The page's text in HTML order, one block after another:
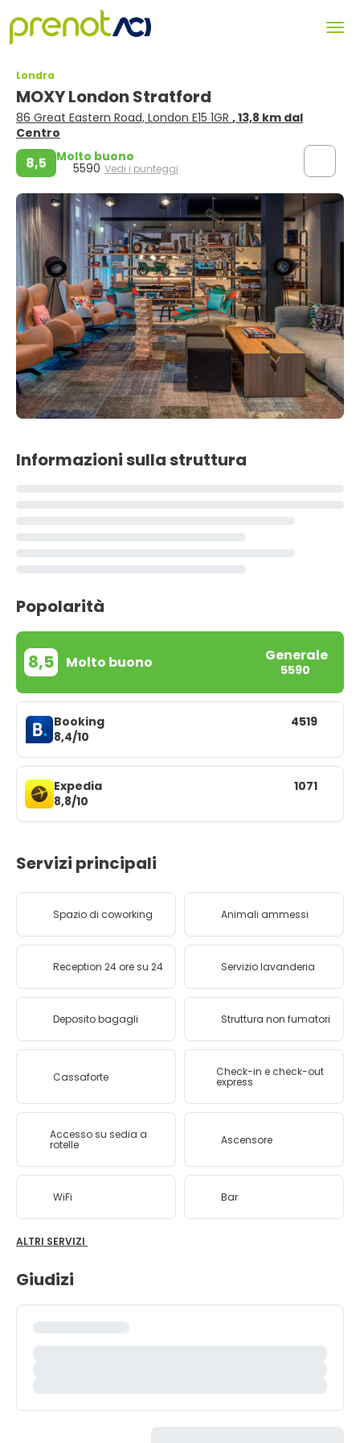
Londra
MOXY London Stratford
86 Great Eastern Road, London E15 1GR , 13,8 km dal
Centro
8,5 Molto buono
5590 Vedi i punteggi
Informazioni sulla struttura
Popolarità
8,5 Molto buono Generale
5590
Booking
8,4/10
4519
Expedia
8,8/10
1071
Servizi principali
Spazio di coworking Animali ammessi
Reception 24 ore su 24 Servizio lavanderia
Deposito bagagli Struttura non fumatori
Cassaforte Check-in e check-out
express
Accesso su sedia a
rotelle Ascensore
WiFi Bar
ALTRI SERVIZI
Giudizi